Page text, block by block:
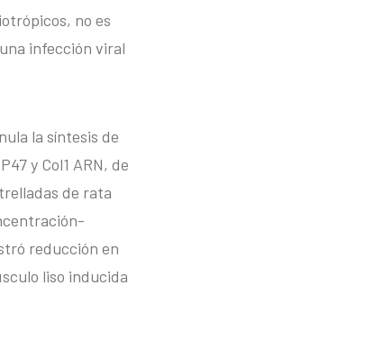
no es
infección viral
la síntesis de
y Col1 ARN, de
de rata
reducción en
liso inducida